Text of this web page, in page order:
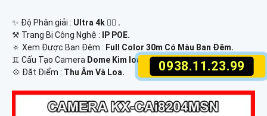
0938.11.23.99
✨ Độ Phân giải : Ultra 4k 👍🏾 .
⚒ Trang Bị Công Nghệ :
IP POE.
🔅 Xem Được Ban Đêm : Full Color 30m Có Màu Ban Ðêm.
♊ Cấu Tạo Camera Dome Kim loại.
️💠 Đặt Điểm : Thu Âm Và Loa.